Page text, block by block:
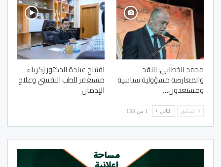
محمد الخطابي: النقد
والمعارضة مسؤولية سياسية
ومستعدون…
افتتاح عيادة الدكتور زكرياء
مستغفر للطب النفسي وعلاج
الإدمان
السابق التالي 1 من 133